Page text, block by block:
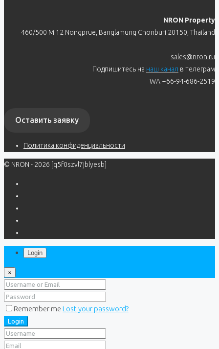
NRON Property
460/500 M.12 Nongprue, Banglamung Chonburi 20150, Thailand
sales@nron.ru
Подпишитесь на наш канал в телеграм
WA +66-94-686-2519
Оставить заявку
Политика конфиденциальности
© NRON - 2026 [q5f0szvl7jblyesb]
Login
×
Remember me Lost your password?
Login